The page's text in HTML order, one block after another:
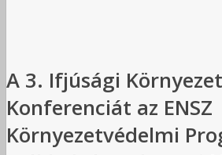
A 3. Ifjúsági
Konferenciát az ENSZ
Környezetvédelmi